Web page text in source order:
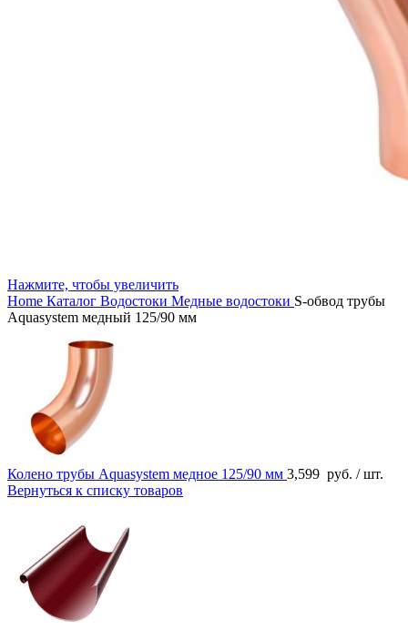
Нажмите, чтобы увеличить
Home Каталог Водостоки Медные водостоки S-обвод трубы
Aquasystem медный 125/90 мм
Колено трубы Aquasystem медное 125/90 мм 3,599 руб. / шт.
Вернуться к списку товаров